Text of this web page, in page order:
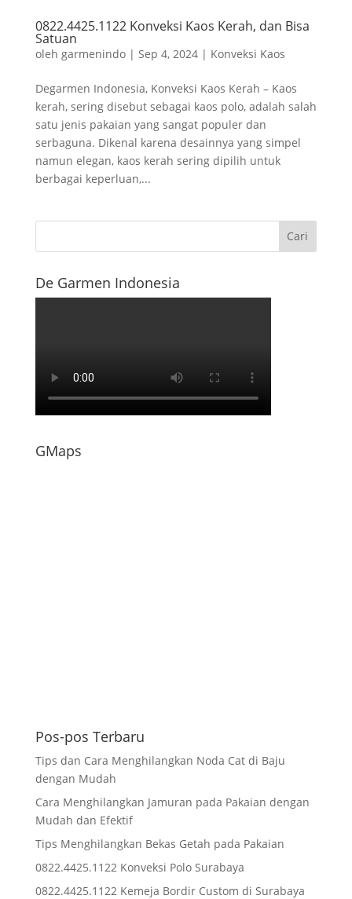
0822.4425.1122 Konveksi Kaos Kerah, dan Bisa
Satuan
oleh garmenindo| Sep 4, 2024| Konveksi Kaos
Degarmen Indonesia, Konveksi Kaos Kerah – Kaos
kerah, sering disebut sebagai kaos polo, adalah salah
satu jenis pakaian yang sangat populer dan
serbaguna. Dikenal karena desainnya yang simpel
namun elegan, kaos kerah sering dipilih untuk
berbagai keperluan,...
De Garmen Indonesia
GMaps
Pos-pos Terbaru
Tips dan Cara Menghilangkan Noda Cat di Baju
dengan Mudah
Cara Menghilangkan Jamuran pada Pakaian dengan
Mudah dan Efektif
Tips Menghilangkan Bekas Getah pada Pakaian
0822.4425.1122 Konveksi Polo Surabaya
0822.4425.1122 Kemeja Bordir Custom di Surabaya